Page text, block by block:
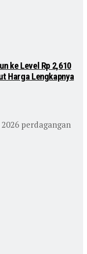
ke Level Rp 2,610
Harga Lengkapnya
perdagangan